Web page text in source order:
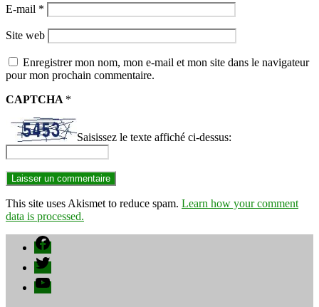
E-mail *
Site web
Enregistrer mon nom, mon e-mail et mon site dans le navigateur
pour mon prochain commentaire.
CAPTCHA *
Saisissez le texte affiché ci-dessus:
This site uses Akismet to reduce spam. Learn how your comment
data is processed.
Facebook
Twitter
YouTube